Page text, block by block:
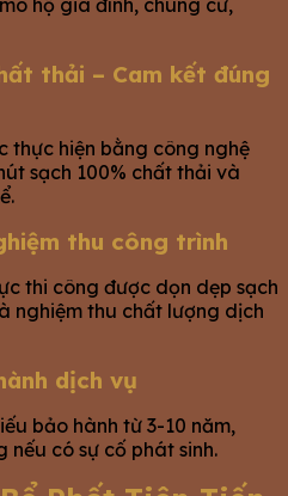
thải – Cam kết đúng
thực hiện bằng công nghệ
sạch 100% chất thải và
thu công trình
thi công được dọn dẹp sạch
nghiệm thu chất lượng dịch
dịch vụ
bảo hành từ 3-10 năm,
có sự cố phát sinh.